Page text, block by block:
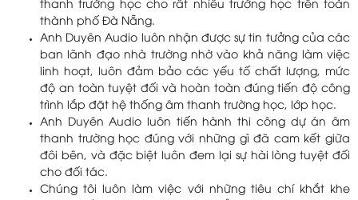
thanh trường học cho rất nhiều trường học trên toàn
thành phố Đà Nẵng.
Anh Duyên Audio luôn nhận được sự tin tưởng của các
ban lãnh đạo nhà trường nhờ vào khả năng làm việc
linh hoạt, luôn đảm bảo các yếu tố chất lượng, mức
độ an toàn tuyệt đối và hoàn toàn đúng tiến độ công
trình lắp đặt hệ thống âm thanh trường học, lớp học.
Anh Duyên Audio luôn tiến hành thi công dự án âm
thanh trường học đúng với những gì đã cam kết giữa
đôi bên, và đặc biệt luôn đem lại sự hài lòng tuyệt đối
cho đối tác.
Chúng tôi luôn làm việc với những tiêu chí khắt khe